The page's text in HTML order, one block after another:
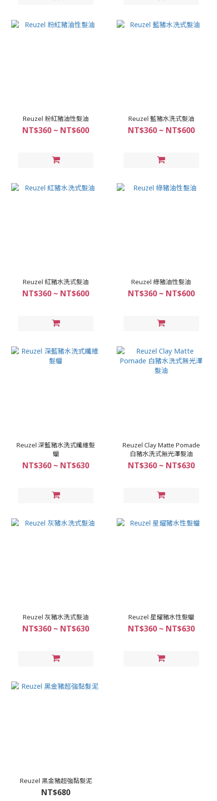
Reuzel 粉紅豬油性髮油
NT$360 ~ NT$600
Reuzel 藍豬水洗式髮油
NT$360 ~ NT$600
Reuzel 紅豬水洗式髮油
NT$360 ~ NT$600
Reuzel 綠豬油性髮油
NT$360 ~ NT$600
Reuzel 深藍豬水洗式纖維髮
蠟
NT$360 ~ NT$630
Reuzel Clay Matte Pomade
白豬水洗式無光澤髮油
NT$360 ~ NT$630
Reuzel 灰豬水洗式髮油
NT$360 ~ NT$630
Reuzel 星耀豬水性髮蠟
NT$360 ~ NT$630
Reuzel 黑金豬超強黏髮泥
NT$680